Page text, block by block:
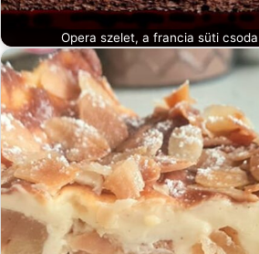
Opera szelet, a francia süti csoda